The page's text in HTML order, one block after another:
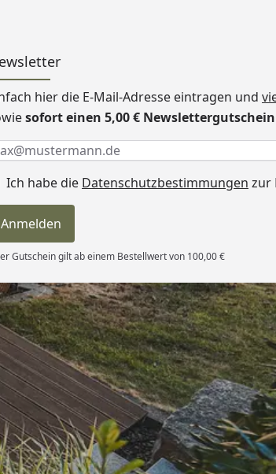
hier die E-Mail-Adresse eintragen und
sofort einen 5,00 € Newslettergutschein
Eingabe erforderlich
erforderlich
*
Ich habe die Datenschutzbestimmungen zur
Anmelden
Gutschein gilt ab einem Bestellwert von 100,00 €